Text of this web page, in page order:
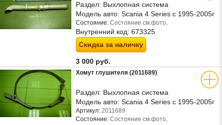
Раздел: Выхлопная система
Модель авто: Scania 4 Series с 1995-2005г
Состояние: Состояние см.фото,
Внутренний код: 673325
Скидка за наличку
3 000 руб.
Хомут глушителя (2011689)
Раздел: Выхлопная система
Модель авто: Scania 4 Series с 1995-2005г
Артикул: 2011689
Состояние: Состояние см.фото,